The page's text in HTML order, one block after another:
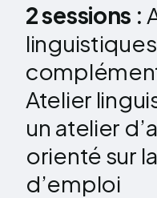
2 sessions :
linguistiques
Atelier
un atelier
orienté sur
d’emploi